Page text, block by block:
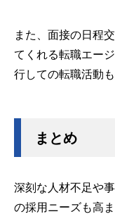
また、面接の日程
てくれる転職エー
行しての転職活動
まとめ
深刻な人材不足や
の採用ニーズも高